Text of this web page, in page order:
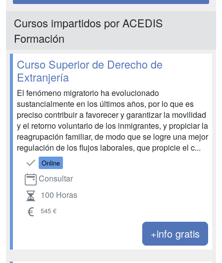
Cursos impartidos por ACEDIS
Formación
Curso Superior de Derecho de
Extranjería
El fenómeno migratorio ha evolucionado
sustancialmente en los últimos años, por lo que es
preciso contribuir a favorecer y garantizar la movilidad
y el retorno voluntario de los inmigrantes, y propiciar la
reagrupación familiar, de modo que se logre una mejor
regulación de los flujos laborales, que propicie el c...
Online
Consultar
100 Horas
545 €
+info gratis